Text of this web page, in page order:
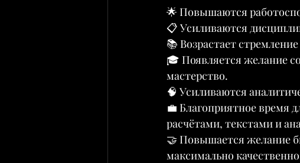
🌟 Повышаются
📋 Усиливаются
📚 Возрастает
🎓 Появляется желание
мастерство.
🧠 Усиливаются
💼 Благоприятное время
расчётами, текстами и
🤝 Повышается желание
максимально